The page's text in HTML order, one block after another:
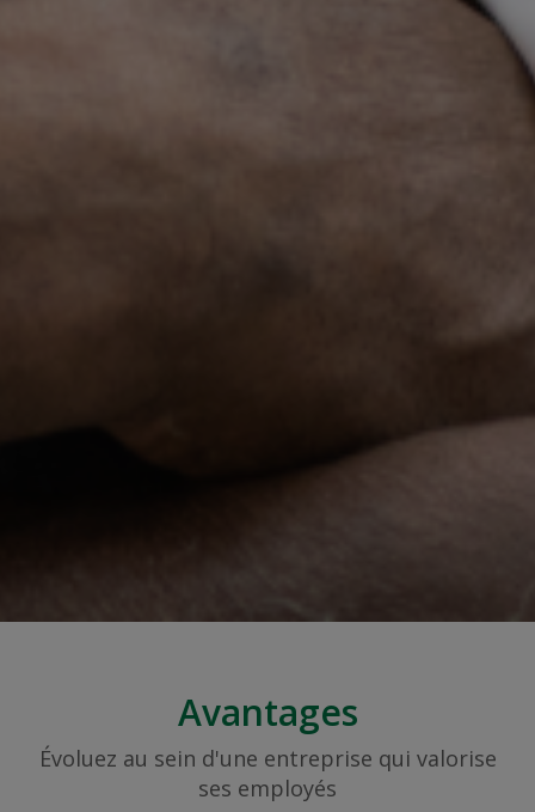
Avantages
Évoluez au sein d'une entreprise qui valorise
ses employés